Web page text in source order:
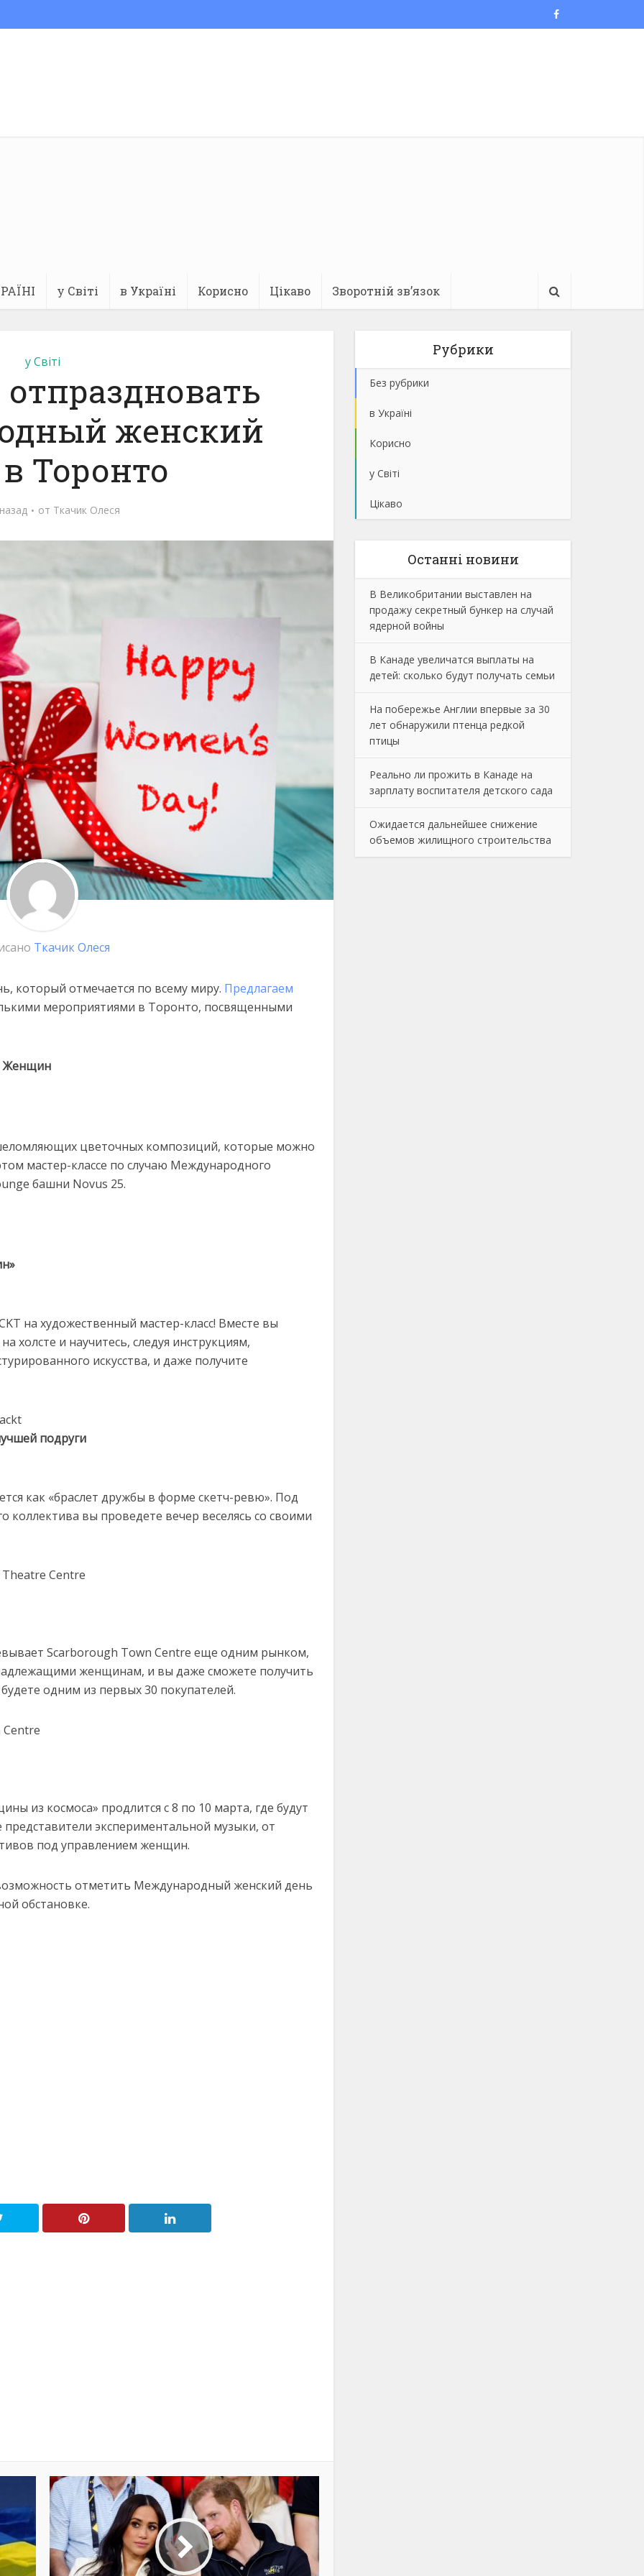
у Світі в Україні Корисно Цікаво Зворотній зв’язок
у Світі
отпраздновать
женский
Торонто
от Ткачик Олеся
Ткачик Олеся
который отмечается по всему миру. Предлагаем
мероприятиями в Торонто, посвященными
Женщин
цветочных композиций, которые можно
мастер-классе по случаю Международного
башни Novus 25.
на художественный мастер-класс! Вместе вы
холсте и научитесь, следуя инструкциям,
искусства, и даже получите
подруги
как «браслет дружбы в форме скетч-ревю». Под
коллектива вы проведете вечер веселясь со своими
Centre
Scarborough Town Centre еще одним рынком,
женщинам, и вы даже сможете получить
одним из первых 30 покупателей.
из космоса» продлится с 8 по 10 марта, где будут
экспериментальной музыки, от
под управлением женщин.
отметить Международный женский день
обстановке.
Рубрики
Без рубрики
в Україні
Корисно
у Світі
Цікаво
Останнi новини
В Великобритании выставлен на
продажу секретный бункер на случай
ядерной войны
В Канаде увеличатся выплаты на
детей: сколько будут получать семьи
На побережье Англии впервые за 30
лет обнаружили птенца редкой
птицы
Реально ли прожить в Канаде на
зарплату воспитателя детского сада
Ожидается дальнейшее снижение
объемов жилищного строительства